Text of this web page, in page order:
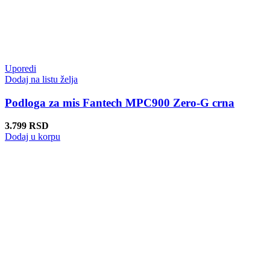
Uporedi
Dodaj na listu želja
Podloga za mis Fantech MPC900 Zero-G crna
3.799 RSD
Dodaj u korpu